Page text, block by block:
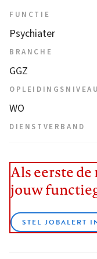
FUNCTIE
Psychiater
BRANCHE
GGZ
OPLEIDINGSNIVEAU
WO
DIENSTVERBAND
Als eerste
jouw
STEL JOBALERT